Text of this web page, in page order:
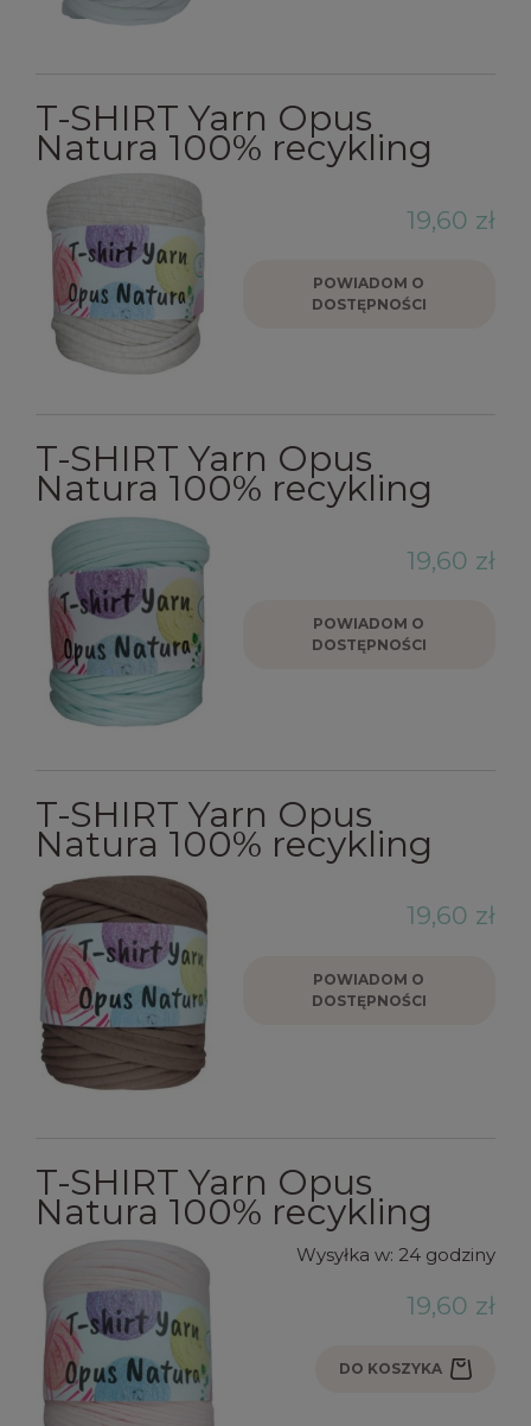
T-SHIRT Yarn Opus
Natura 100% recykling
19,60 zł
POWIADOM O
DOSTĘPNOŚCI
T-SHIRT Yarn Opus
Natura 100% recykling
19,60 zł
POWIADOM O
DOSTĘPNOŚCI
T-SHIRT Yarn Opus
Natura 100% recykling
19,60 zł
POWIADOM O
DOSTĘPNOŚCI
T-SHIRT Yarn Opus
Natura 100% recykling
Wysyłka w: 24 godziny
19,60 zł
DO KOSZYKA